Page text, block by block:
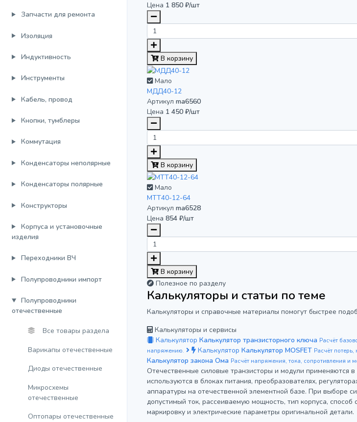
Запчасти для ремонта
Изоляция
Индуктивность
Инструменты
Кабель, провод
Кнопки, тумблеры
Коммутация
Конденсаторы неполярные
Конденсаторы полярные
Конструкторы
Корпуса и установочные
изделия
Переходники ВЧ
Полупроводники импорт
Полупроводники
отечественные
Все товары раздела
Варикапы отечественные
Диоды отечественные
Микросхемы
отечественные
Оптопары отечественные
Цена 1 850 ₽/шт
В корзину
Мало
МДД40-12
Артикул ma6560
Цена 1 450 ₽/шт
В корзину
Мало
МТТ40-12-64
Артикул ma6528
Цена 854 ₽/шт
В корзину
Полезное по разделу
Калькуляторы и статьи по теме
Калькуляторы и справочные материалы помогут быстрее
Калькуляторы и сервисы
Калькулятор Калькулятор транзисторного ключа Расчёт
напряжению.
Калькулятор Калькулятор MOSFET Расчёт
Калькулятор закона Ома Расчёт напряжения, тока, сопротивления
Отечественные силовые транзисторы и модули применяются
используются в блоках питания, преобразователях,
аппаратуры на отечественной элементной базе. При выборе
допустимый ток, рассеиваемую мощность, тип корпуса,
маркировку и электрические параметры оригинальной детали.